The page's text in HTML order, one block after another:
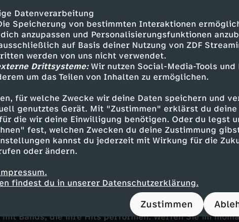
Datenverarbeitung
Speicherung von bestimmten Interaktionen
anzupassen und Personalisierungsfunktionen
auf Basis deiner Nutzung von ZDF
werden von uns nicht verwendet.
Drittsysteme:Wir nutzen Social-Media-Tools und
um das Teilen von Inhalten zu ermöglichen.
für welche Zwecke wir deine Daten speichern und
genutztes Gerät. Mit "Zustimmen" erklärst du deine
die wir deine Einwilligung benötigen. Oder du legst
fest, welchen Zwecken du deine Zustimmung
kannst du jederzeit mit Wirkung für die
oder ändern.
findest du in unserer Datenschutzerklärung.
Zustimmen
7.00 bis 9.00 Uhr:
Mirjam Meinhardt
Inhalte entdecken
Magazin informativ ZDF-Morgenmagazin
wenn Showgrößen und Stars zu Gast sind. Gehen
Bands, die ihre Hits performen. Werfen Sie im